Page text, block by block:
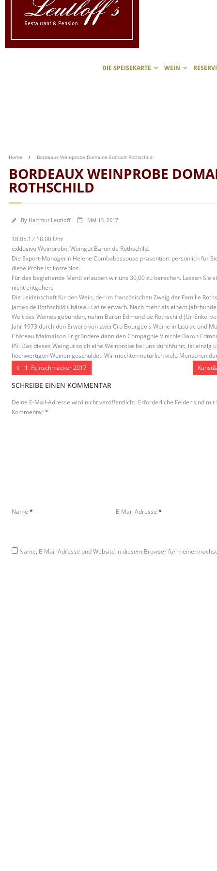
DIE SPEISEKARTE WEIN
BORDEAUX WEINPROBE
ROTHSCHILD
Home / Bordeaux Weinprobe Domaine Edmont Rothschild
By Hartmut Leutloff Mai 13, 2017
18.05.17 18.00 Uhr
exklusive Weinprobe: Weingut Baron de Rothschild.
Die Export-Managerin Helene Combabessouse präsentiert persönlich für
diese Probe ist kostenlos.
Für das begleitende Menü erlauben wir uns 30,00 zu berechen. Lassen Sie
nicht entgehen.
Die Leidenschaft für den Wein, der im französischen Zweig der Familie
James de Rothschild Château Lafite erwarb. Nach mehr als einem
Welt des Weines gebunden, nahm Baron Edmond de Rothschild (Ur-Enkel
Jahr 1973 durch den Erwerb von zwei Cru Bourgeois Weine in Listrac und
Château Malmaison Er gründete dann den Compagnie Vinicole Baron
PS: Das dieses Weingut solch eine Weinprobe bei uns durchführt, ist einzig
hochwertigen Weinen geschuldet. Wir möchten natürlich viele Menschen
1. Feinschmecker 2017
SCHREIBE EINEN KOMMENTAR
Deine E-Mail-Adresse wird nicht veröffentlicht. Erforderliche Felder sind mit
Kommentar*
Name * E-Mail-Adresse *
Name, E-Mail-Adresse und Website in diesem Browser für meinen